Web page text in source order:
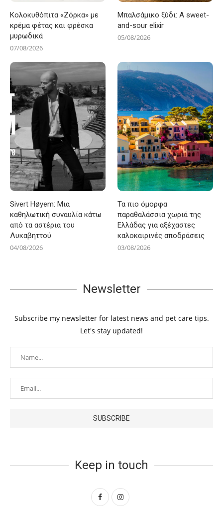
Κολοκυθόπιτα «Ζόρκα» με
κρέμα φέτας και φρέσκα
μυρωδικά
07/08/2026
Μπαλσάμικο ξύδι: A sweet-
and-sour elixir
05/08/2026
Sivert Høyem: Μια
καθηλωτική συναυλία κάτω
από τα αστέρια του
Λυκαβηττού
04/08/2026
Τα πιο όμορφα
παραθαλάσσια χωριά της
Ελλάδας για αξέχαστες
καλοκαιρινές αποδράσεις
03/08/2026
Newsletter
Subscribe my newsletter for latest news and pet care tips.
Let's stay updated!
Keep in touch